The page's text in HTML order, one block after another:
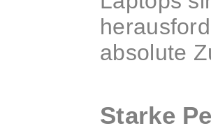
absolute
Starke